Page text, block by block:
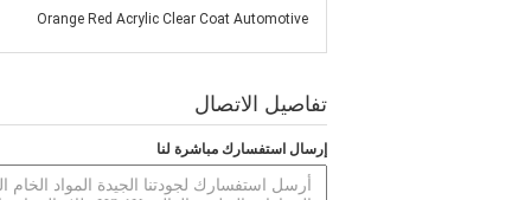
Orange Red Acrylic Clear Coat Automotive
تفاصيل الاتصال
إرسال استفسارك مباشرة لنا